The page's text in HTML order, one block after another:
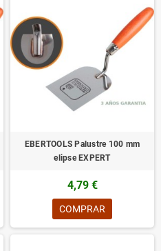
EBERTOOLS Palustre 100 mm
elipse EXPERT
4,79 €
COMPRAR